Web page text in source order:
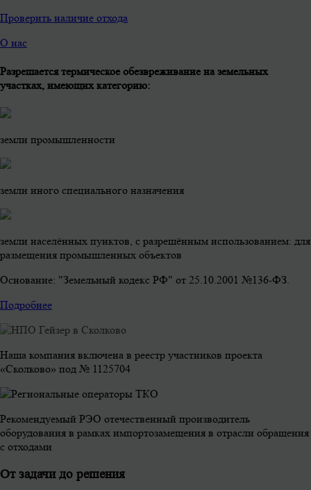
Проверить наличие отхода
О нас
Разрешается термическое обезвреживание на земельных
участках, имеющих категорию:
земли промышленности
земли иного специального назначения
земли населённых пунктов, с разрешённым использованием: для
размещения промышленных объектов
Основание: "Земельный кодекс РФ" от 25.10.2001 №136-ФЗ.
Подробнее
Наша компания включена в реестр участников проекта
«Сколково» под № 1125704
Рекомендуемый РЭО отечественный производитель
оборудования в рамках импортозамещения в отрасли обращения
с отходами
От задачи до решения